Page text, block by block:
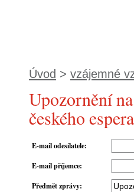
Úvod > vzájemné
Upozornění
českého
E-mail odesílatele:
E-mail příjemce:
Předmět zprávy: